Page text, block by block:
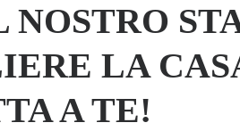
LA
A TE!